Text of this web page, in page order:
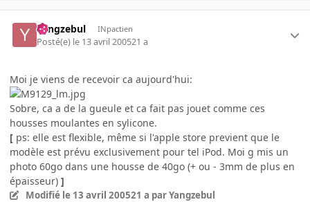
Yangzebul INpactien
Posté(e) le 13 avril 200521 a
Moi je viens de recevoir ca aujourd'hui:
Sobre, ca a de la gueule et ca fait pas jouet comme ces
housses moulantes en sylicone.
[ ps: elle est flexible, même si l'apple store previent que le
modèle est prévu exclusivement pour tel iPod. Moi g mis un
photo 60go dans une housse de 40go (+ ou - 3mm de plus en
épaisseur) ]
Modifié le 13 avril 200521 a par Yangzebul